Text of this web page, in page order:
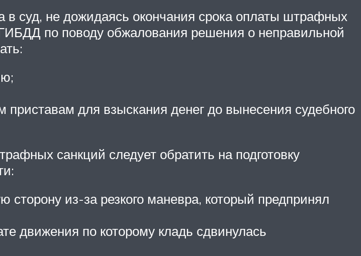
в суд, не дожидаясь окончания срока оплаты штрафных
по поводу обжалования решения о неправильной
для взыскания денег до вынесения судебного
санкций следует обратить на подготовку
из-за резкого маневра, который предпринял
движения по которому кладь сдвинулась